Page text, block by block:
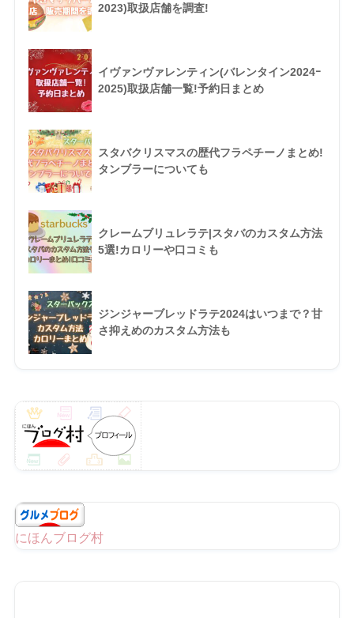
2023)取扱店舗を調査!
イヴァンヴァレンティン(バレンタイン2024ｰ
2025)取扱店舗一覧!予約日まとめ
スタバクリスマスの歴代フラペチーノまとめ!
タンブラーについても
クレームブリュレラテ|スタバのカスタム方法
5選!カロリーや口コミも
ジンジャーブレッドラテ2024はいつまで？甘
さ抑えめのカスタム方法も
にほんブログ村